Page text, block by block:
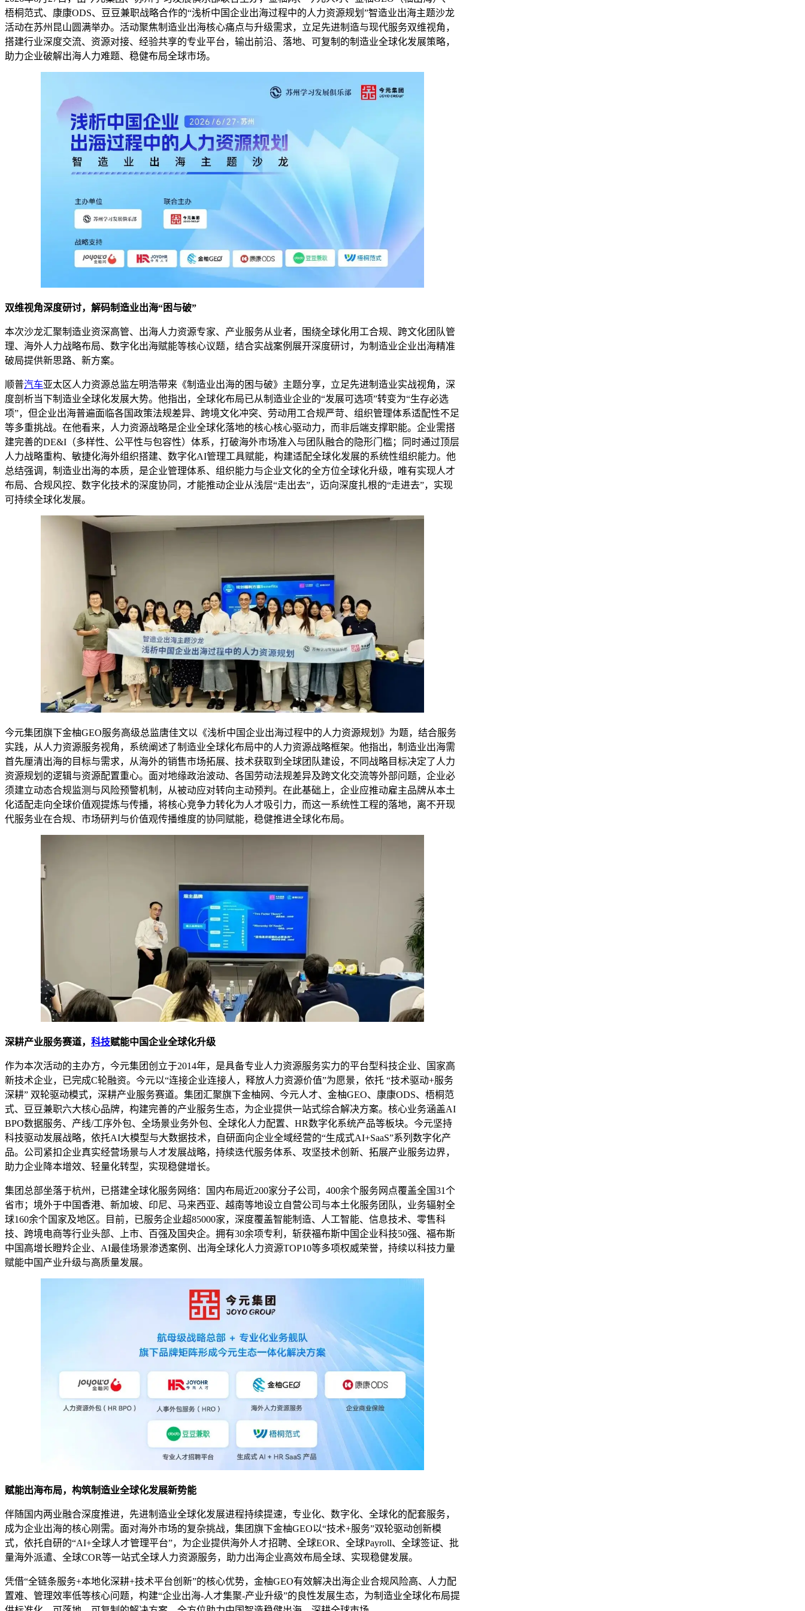
梧桐范式、康康ODS、豆豆兼职战略合作的“浅析中国企业出海过程中的人力资源规划”智造业出海主题沙龙
活动在苏州昆山圆满举办。活动聚焦制造业出海核心痛点与升级需求，立足先进制造与现代服务双维视角，
搭建行业深度交流、资源对接、经验共享的专业平台，输出前沿、落地、可复制的制造业全球化发展策略，
助力企业破解出海人力难题、稳健布局全球市场。
双维视角深度研讨，解码制造业出海“困与破”
本次沙龙汇聚制造业资深高管、出海人力资源专家、产业服务从业者，围绕全球化用工合规、跨文化团队管
理、海外人力战略布局、数字化出海赋能等核心议题，结合实战案例展开深度研讨，为制造业企业出海精准
破局提供新思路、新方案。
顺普汽车亚太区人力资源总监左明浩带来《制造业出海的困与破》主题分享，立足先进制造业实战视角，深
度剖析当下制造业全球化发展大势。他指出，全球化布局已从制造业企业的“发展可选项”转变为“生存必选
项”，但企业出海普遍面临各国政策法规差异、跨境文化冲突、劳动用工合规严苛、组织管理体系适配性不足
等多重挑战。在他看来，人力资源战略是企业全球化落地的核心核心驱动力，而非后端支撑职能。企业需搭
建完善的DE&I（多样性、公平性与包容性）体系，打破海外市场准入与团队融合的隐形门槛；同时通过顶层
人力战略重构、敏捷化海外组织搭建、数字化AI管理工具赋能，构建适配全球化发展的系统性组织能力。他
总结强调，制造业出海的本质，是企业管理体系、组织能力与企业文化的全方位全球化升级，唯有实现人才
布局、合规风控、数字化技术的深度协同，才能推动企业从浅层“走出去”，迈向深度扎根的“走进去”，实现
可持续全球化发展。
今元集团旗下金柚GEO服务高级总监唐佳文以《浅析中国企业出海过程中的人力资源规划》为题，结合服务
实践，从人力资源服务视角，系统阐述了制造业全球化布局中的人力资源战略框架。他指出，制造业出海需
首先厘清出海的目标与需求，从海外的销售市场拓展、技术获取到全球团队建设，不同战略目标决定了人力
资源规划的逻辑与资源配置重心。面对地缘政治波动、各国劳动法规差异及跨文化交流等外部问题，企业必
须建立动态合规监测与风险预警机制，从被动应对转向主动预判。在此基础上，企业应推动雇主品牌从本土
化适配走向全球价值观提炼与传播，将核心竞争力转化为人才吸引力，而这一系统性工程的落地，离不开现
代服务业在合规、市场研判与价值观传播维度的协同赋能，稳健推进全球化布局。
深耕产业服务赛道， 科技赋能中国企业全球化升级
作为本次活动的主办方，今元集团创立于2014年，是具备专业人力资源服务实力的平台型科技企业、国家高
新技术企业，已完成C轮融资。今元以“连接企业连接人，释放人力资源价值”为愿景，依托 “技术驱动+服务
深耕” 双轮驱动模式，深耕产业服务赛道。集团汇聚旗下金柚网、今元人才、金柚GEO、康康ODS、梧桐范
式、豆豆兼职六大核心品牌，构建完善的产业服务生态，为企业提供一站式综合解决方案。核心业务涵盖AI
BPO数据服务、产线/工序外包、全场景业务外包、全球化人力配置、HR数字化系统产品等板块。今元坚持
科技驱动发展战略，依托AI大模型与大数据技术，自研面向企业全域经营的“生成式AI+SaaS”系列数字化产
品。公司紧扣企业真实经营场景与人才发展战略，持续迭代服务体系、攻坚技术创新、拓展产业服务边界，
助力企业降本增效、轻量化转型，实现稳健增长。
集团总部坐落于杭州，已搭建全球化服务网络：国内布局近200家分子公司，400余个服务网点覆盖全国31个
省市；境外于中国香港、新加坡、印尼、马来西亚、越南等地设立自营公司与本土化服务团队，业务辐射全
球160余个国家及地区。目前，已服务企业超85000家，深度覆盖智能制造、人工智能、信息技术、零售科
技、跨境电商等行业头部、上市、百强及国央企。拥有30余项专利，斩获福布斯中国企业科技50强、福布斯
中国高增长瞪羚企业、AI最佳场景渗透案例、出海全球化人力资源TOP10等多项权威荣誉，持续以科技力量
赋能中国产业升级与高质量发展。
赋能出海布局，构筑制造业全球化发展新势能
伴随国内两业融合深度推进，先进制造业全球化发展进程持续提速，专业化、数字化、全球化的配套服务，
成为企业出海的核心刚需。面对海外市场的复杂挑战，集团旗下金柚GEO以“技术+服务”双轮驱动创新模
式，依托自研的“AI+全球人才管理平台”，为企业提供海外人才招聘、全球EOR、全球Payroll、全球签证、批
量海外派遣、全球COR等一站式全球人力资源服务，助力出海企业高效布局全球、实现稳健发展。
凭借“全链条服务+本地化深耕+技术平台创新”的核心优势，金柚GEO有效解决出海企业合规风险高、人力配
置难、管理效率低等核心问题，构建“企业出海-人才集聚-产业升级”的良性发展生态，为制造业全球化布局提